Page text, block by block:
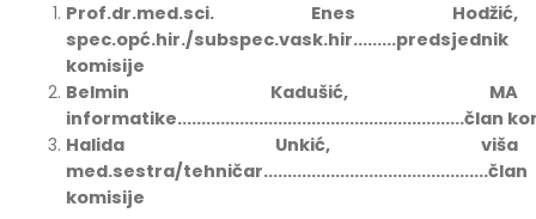
Prof.dr.med.sci. Enes Hodžić,
spec.opć.hir./subspec.vask.hir.........predsjednik
komisije
Belmin Kadušić, MA
informatike............................................................član
Halida Unkić, viša
med.sestra/tehničar...............................................član
komisije